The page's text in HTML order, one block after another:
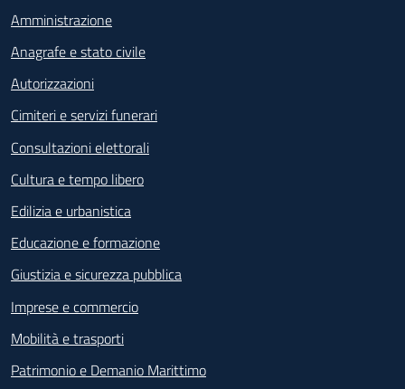
Amministrazione
Anagrafe e stato civile
Autorizzazioni
Cimiteri e servizi funerari
Consultazioni elettorali
Cultura e tempo libero
Edilizia e urbanistica
Educazione e formazione
Giustizia e sicurezza pubblica
Imprese e commercio
Mobilità e trasporti
Patrimonio e Demanio Marittimo